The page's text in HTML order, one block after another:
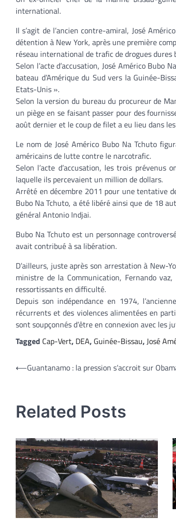
international.
Il s’agit de l’ancien contre-amiral, José
détention à New York, après une première
réseau international de trafic de drogues dures
Selon l’acte d’accusation, José Américo
bateau d’Amérique du Sud vers la Guinée-
Etats-Unis ».
Selon la version du bureau du procureur de
un piège en se faisant passer pour des
août dernier et le coup de filet a eu lieu dans
Le nom de José Américo Bubo Na Tchuto
américains de lutte contre le narcotrafic.
Selon l’acte d’accusation, les trois prévenus
laquelle ils percevaient un million de dollars.
Arrêté en décembre 2011 pour une tentative
Bubo Na Tchuto, a été libéré ainsi que de 18
général Antonio Indjai.
Bubo Na Tchuto est un personnage
avait contribué à sa libération.
D’ailleurs, juste après son arrestation à New-
ministre de la Communication, Fernando
ressortissants en difficulté.
Depuis son indépendance en 1974,
récurrents et des violences alimentées en
sont soupçonnés d’être en connexion avec
Tagged Cap-Vert, DEA, Guinée-Bissau,José
Navigation
⟵Guantanamo : la pression s’accroit sur
Related Posts